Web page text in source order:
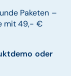
Paketen –
mit 49,- €
oder